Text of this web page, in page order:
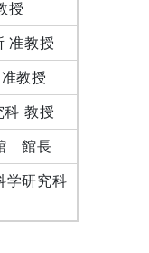
授
准教授
教授
科 教授
館長
学研究科